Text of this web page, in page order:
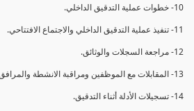
10- خطوات عملية التدقيق الداخلي.
11- تنفيذ عملية التدقيق الداخلي والاجتماع الافتتاحي.
12- مراجعة السجلات والوثائق.
13- المقابلات مع الموظفين ومراقبة الانشطة والمرافق.
14- تسجيلات الأدلة أثناء التدقيق.